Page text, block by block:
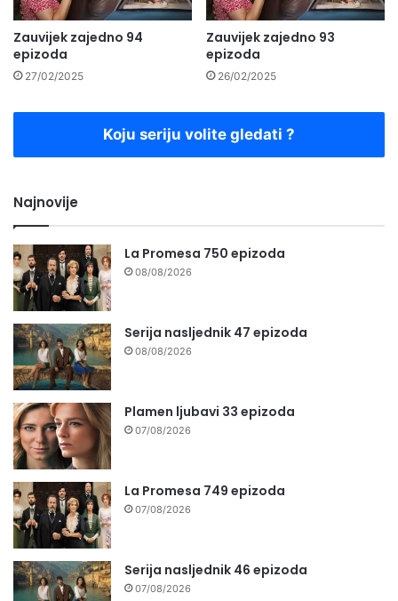
Zauvijek zajedno 94
epizoda
27/02/2025
Zauvijek zajedno 93
epizoda
26/02/2025
Koju seriju volite gledati ?
Najnovije
La Promesa 750 epizoda
08/08/2026
Serija nasljednik 47 epizoda
08/08/2026
Plamen ljubavi 33 epizoda
07/08/2026
La Promesa 749 epizoda
07/08/2026
Serija nasljednik 46 epizoda
07/08/2026